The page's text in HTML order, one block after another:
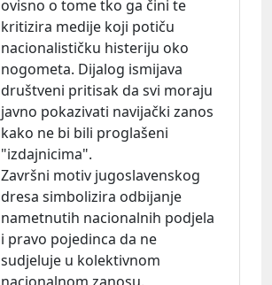
ovisno o tome tko ga čini te
kritizira medije koji potiču
nacionalističku histeriju oko
nogometa. Dijalog ismijava
društveni pritisak da svi moraju
javno pokazivati navijački zanos
kako ne bi bili proglašeni
"izdajnicima".
Završni motiv jugoslavenskog
dresa simbolizira odbijanje
nametnutih nacionalnih podjela
i pravo pojedinca da ne
sudjeluje u kolektivnom